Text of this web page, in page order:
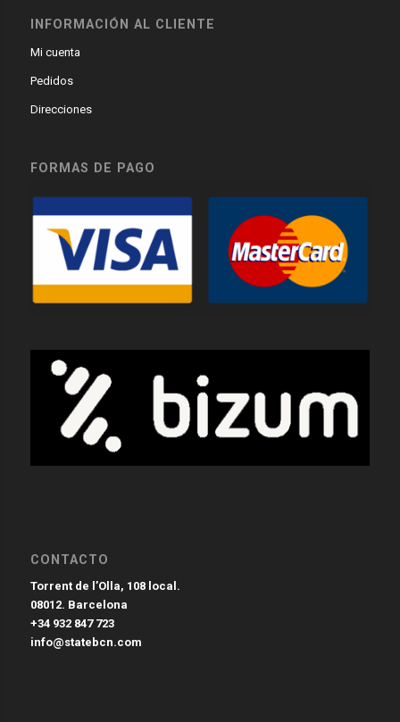
INFORMACIÓN AL CLIENTE
Mi cuenta
Pedidos
Direcciones
FORMAS DE PAGO
CONTACTO
Torrent de l’Olla, 108 local.
08012. Barcelona
+34 932 847 723
info@statebcn.com